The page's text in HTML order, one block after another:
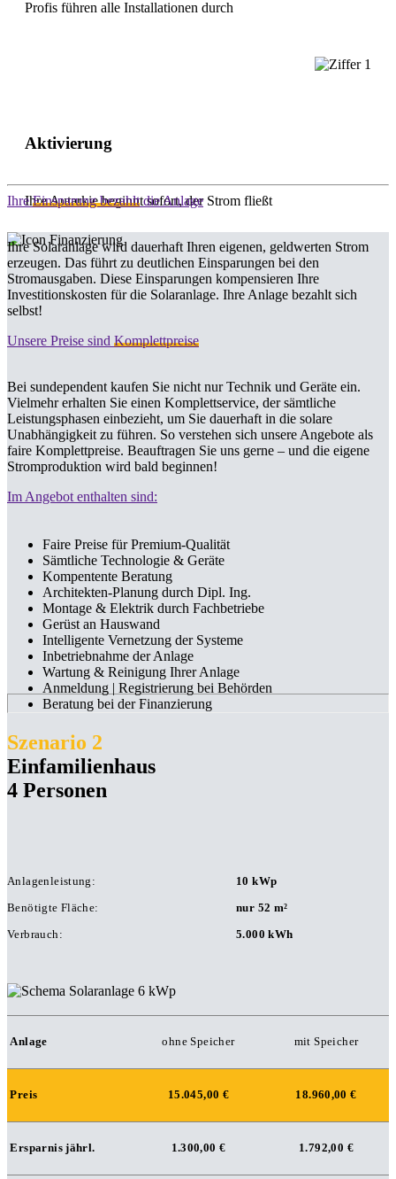
Profis führen alle Installationen durch
Aktivierung
Ihre Autarkie beginnt sofort, der Strom fließt
IhreEinsparung bezahltdie Anlage
Ihre Solaranlage wird dauerhaft Ihren eigenen, geldwerten Strom
erzeugen. Das führt zu deutlichen Einsparungen bei den
Stromausgaben. Diese Einsparungen kompensieren Ihre
Investitionskosten für die Solaranlage. Ihre Anlage bezahlt sich
selbst!
Unsere Preise sind Komplettpreise
Bei sundependent kaufen Sie nicht nur Technik und Geräte ein.
Vielmehr erhalten Sie einen Komplettservice, der sämtliche
Leistungsphasen einbezieht, um Sie dauerhaft in die solare
Unabhängigkeit zu führen. So verstehen sich unsere Angebote als
faire Komplettpreise. Beauftragen Sie uns gerne – und die eigene
Stromproduktion wird bald beginnen!
Im Angebot enthalten sind:
Faire Preise für Premium-Qualität
Sämtliche Technologie & Geräte
Kompentente Beratung
Architekten-Planung durch Dipl. Ing.
Montage & Elektrik durch Fachbetriebe
Gerüst an Hauswand
Intelligente Vernetzung der Systeme
Inbetriebnahme der Anlage
Wartung & Reinigung Ihrer Anlage
Anmeldung | Registrierung bei Behörden
Beratung bei der Finanzierung
Szenario 2
Einfamilienhaus
4 Personen
Anlagenleistung:
10 kWp
Benötigte Fläche:
nur 52 m²
Verbrauch:
5.000 kWh
Anlage ohne Speicher mit Speicher
Preis 15.045,00 € 18.960,00 €
Ersparnis jährl. 1.300,00 € 1.792,00 €